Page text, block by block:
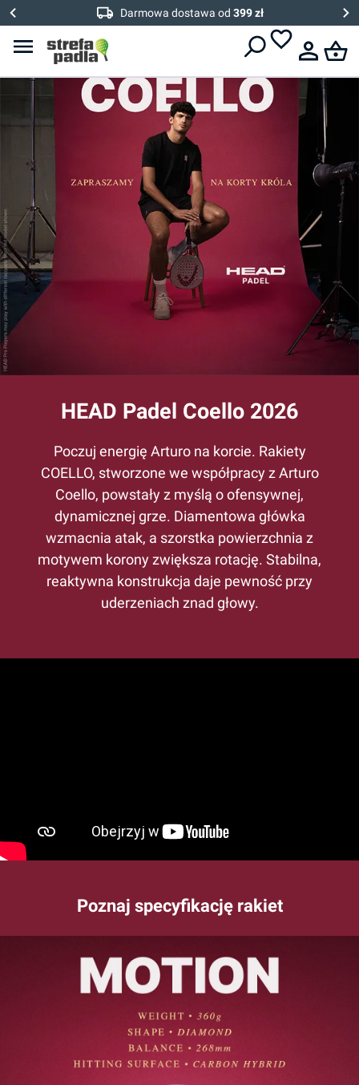
Darmowa dostawa od 399 zł
HEAD Padel Coello 2026
Poczuj energię Arturo na korcie. Rakiety
COELLO, stworzone we współpracy z Arturo
Coello, powstały z myślą o ofensywnej,
dynamicznej grze. Diamentowa główka
wzmacnia atak, a szorstka powierzchnia z
motywem korony zwiększa rotację. Stabilna,
reaktywna konstrukcja daje pewność przy
uderzeniach znad głowy.
Poznaj specyfikację rakiet